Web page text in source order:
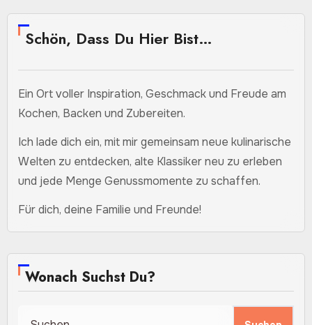
Schön, Dass Du Hier Bist…
Ein Ort voller Inspiration, Geschmack und Freude am
Kochen, Backen und Zubereiten.
Ich lade dich ein, mit mir gemeinsam neue kulinarische
Welten zu entdecken, alte Klassiker neu zu erleben
und jede Menge Genussmomente zu schaffen.
Für dich, deine Familie und Freunde!
Wonach Suchst Du?